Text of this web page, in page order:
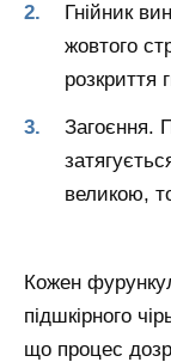
Гнійник
жовтого
розкриття
Загоєння.
великою,
Кожен
підшкірного
що процес